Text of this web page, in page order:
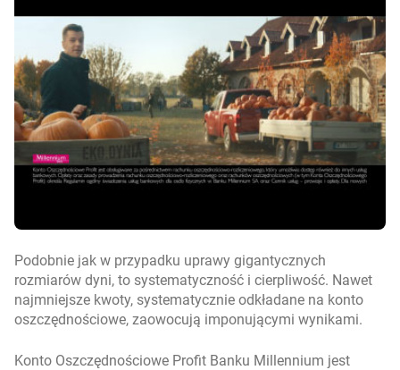
Podobnie jak w przypadku uprawy gigantycznych
rozmiarów dyni, to systematyczność i cierpliwość. Nawet
najmniejsze kwoty, systematycznie odkładane na konto
oszczędnościowe, zaowocują imponującymi wynikami.
Konto Oszczędnościowe Profit Banku Millennium jest